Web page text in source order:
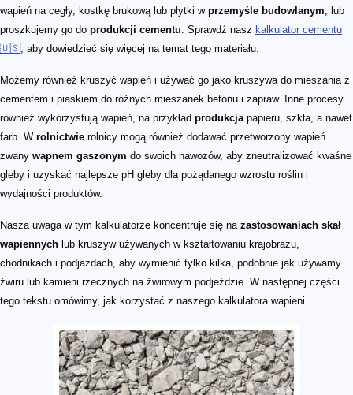
wapień na cegły, kostkę brukową lub płytki w przemyśle budowlanym, lub
proszkujemy go do produkcji cementu. Sprawdź nasz kalkulator cementu
🇺🇸, aby dowiedzieć się więcej na temat tego materiału.
Możemy również kruszyć wapień i używać go jako kruszywa do mieszania z
cementem i piaskiem do różnych mieszanek betonu i zapraw. Inne procesy
również wykorzystują wapień, na przykład produkcjapapieru, szkła, a nawet
farb. W rolnictwie rolnicy mogą również dodawać przetworzony wapień
zwany wapnem gaszonym do swoich nawozów, aby zneutralizować kwaśne
gleby i uzyskać najlepsze pH gleby dla pożądanego wzrostu roślin i
wydajności produktów.
Nasza uwaga w tym kalkulatorze koncentruje się na zastosowaniach skał
wapiennych lub kruszyw używanych w kształtowaniu krajobrazu,
chodnikach i podjazdach, aby wymienić tylko kilka, podobnie jak używamy
żwiru lub kamieni rzecznych na żwirowym podjeździe. W następnej części
tego tekstu omówimy, jak korzystać z naszego kalkulatora wapieni.